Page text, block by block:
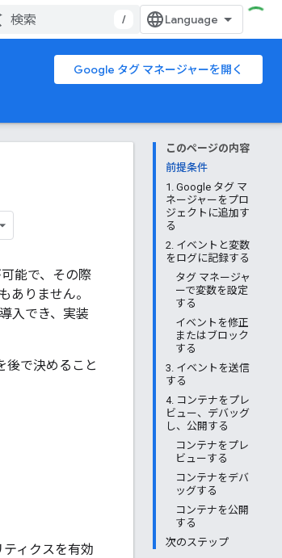
/
Google タグ マネージャーを開く
このページの内容
前提条件
1. Google タグ マ
ネージャーをプロ
ジェクトに追加す
る
2. イベントと変数
をログに記録する
タグ マネージャ
ーで変数を設定
する
イベントを修正
またはブロック
する
3. イベントを送信
する
4. コンテナをプレ
ビュー、デバッグ
し、公開する
コンテナをプレ
ビューする
コンテナをデバ
ッグする
コンテナを公開
する
次のステップ
能で、その際
ありません。
入でき、実装
後で決めること
ィクスを有効